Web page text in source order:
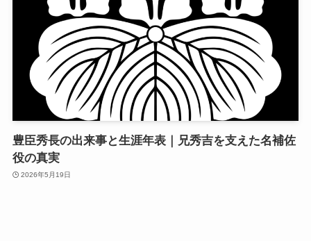
豊臣秀長の出来事と生涯年表｜兄秀吉を支えた名補佐
役の真実
2026年5月19日